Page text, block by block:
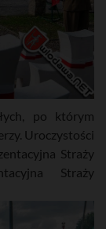
po którym
Uroczystości
Straży
Straży